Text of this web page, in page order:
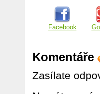
Facebook
Komentáře
Zasílate